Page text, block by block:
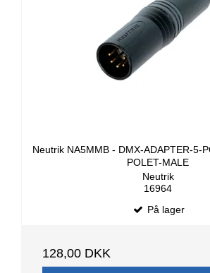
Neutrik NA5MMB - DMX-ADAPTER-5-
POLET-MALE
Neutrik
16964
På lager
128,00 DKK